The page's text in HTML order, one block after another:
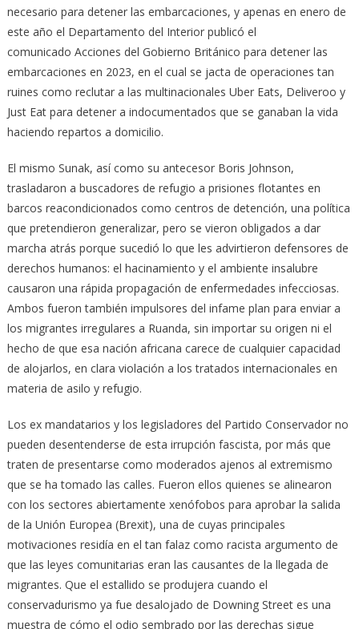
necesario para detener las embarcaciones, y apenas en enero de
este año el Departamento del Interior publicó el
comunicado Acciones del Gobierno Británico para detener las
embarcaciones en 2023, en el cual se jacta de operaciones tan
ruines como reclutar a las multinacionales Uber Eats, Deliveroo y
Just Eat para detener a indocumentados que se ganaban la vida
haciendo repartos a domicilio.
El mismo Sunak, así como su antecesor Boris Johnson,
trasladaron a buscadores de refugio a prisiones flotantes en
barcos reacondicionados como centros de detención, una política
que pretendieron generalizar, pero se vieron obligados a dar
marcha atrás porque sucedió lo que les advirtieron defensores de
derechos humanos: el hacinamiento y el ambiente insalubre
causaron una rápida propagación de enfermedades infecciosas.
Ambos fueron también impulsores del infame plan para enviar a
los migrantes irregulares a Ruanda, sin importar su origen ni el
hecho de que esa nación africana carece de cualquier capacidad
de alojarlos, en clara violación a los tratados internacionales en
materia de asilo y refugio.
Los ex mandatarios y los legisladores del Partido Conservador no
pueden desentenderse de esta irrupción fascista, por más que
traten de presentarse como moderados ajenos al extremismo
que se ha tomado las calles. Fueron ellos quienes se alinearon
con los sectores abiertamente xenófobos para aprobar la salida
de la Unión Europea (Brexit), una de cuyas principales
motivaciones residía en el tan falaz como racista argumento de
que las leyes comunitarias eran las causantes de la llegada de
migrantes. Que el estallido se produjera cuando el
conservadurismo ya fue desalojado de Downing Street es una
muestra de cómo el odio sembrado por las derechas sigue